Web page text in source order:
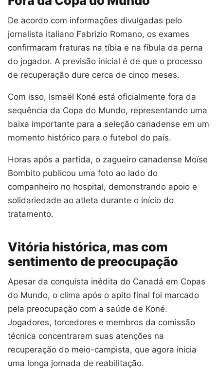
De acordo com informações divulgadas pelo
jornalista italiano Fabrizio Romano, os exames
confirmaram fraturas na tíbia e na fíbula da perna
do jogador. A previsão inicial é de que o processo
de recuperação dure cerca de cinco meses.
Com isso, Ismaël Koné está oficialmente fora da
sequência da Copa do Mundo, representando uma
baixa importante para a seleção canadense em um
momento histórico para o futebol do país.
Horas após a partida, o zagueiro canadense Moïse
Bombito publicou uma foto ao lado do
companheiro no hospital, demonstrando apoio e
solidariedade ao atleta durante o início do
tratamento.
Vitória histórica, mas com
sentimento de preocupação
Apesar da conquista inédita do Canadá em Copas
do Mundo, o clima após o apito final foi marcado
pela preocupação com a saúde de Koné.
Jogadores, torcedores e membros da comissão
técnica concentraram suas atenções na
recuperação do meio-campista, que agora inicia
uma longa jornada de reabilitação.